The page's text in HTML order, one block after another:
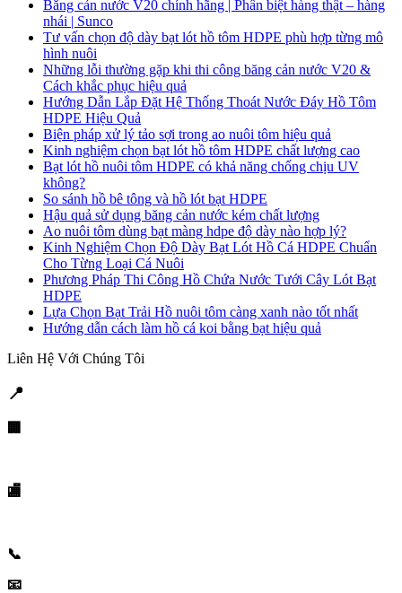
Băng cản nước V20 chính hãng | Phân biệt hàng thật – hàng
nhái | Sunco
Tư vấn chọn độ dày bạt lót hồ tôm HDPE phù hợp từng mô
hình nuôi
Những lỗi thường gặp khi thi công băng cản nước V20 &
Cách khắc phục hiệu quả
Hướng Dẫn Lắp Đặt Hệ Thống Thoát Nước Đáy Hồ Tôm
HDPE Hiệu Quả
Biện pháp xử lý tảo sợi trong ao nuôi tôm hiệu quả
Kinh nghiệm chọn bạt lót hồ tôm HDPE chất lượng cao
Bạt lót hồ nuôi tôm HDPE có khả năng chống chịu UV
không?
So sánh hồ bê tông và hồ lót bạt HDPE
Hậu quả sử dụng băng cản nước kém chất lượng
Ao nuôi tôm dùng bạt màng hdpe độ dày nào hợp lý?
Kinh Nghiệm Chọn Độ Dày Bạt Lót Hồ Cá HDPE Chuẩn
Cho Từng Loại Cá Nuôi
Phương Pháp Thi Công Hồ Chứa Nước Tưới Cây Lót Bạt
HDPE
Lựa Chọn Bạt Trải Hồ nuôi tôm càng xanh nào tốt nhất
Hướng dẫn cách làm hồ cá koi bằng bạt hiệu quả
Liên Hệ Với Chúng Tôi
📍
🏢
🏬
📞
📧